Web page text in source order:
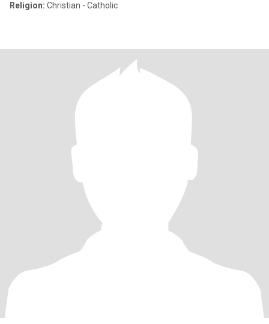
Religion: Christian - Catholic